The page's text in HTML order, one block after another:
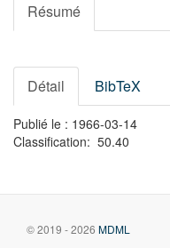
Résumé
Détail BibTeX
Publié le : 1966-03-14
Classification: 50.40
© 2019 - 2026 MDML